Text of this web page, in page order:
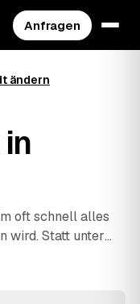
Anfragen
ändern
oft schnell alles
wird. Statt unter
nehmen, stellen